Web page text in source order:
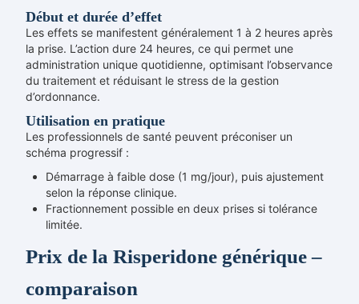
Début et durée d’effet
Les effets se manifestent généralement 1 à 2 heures après
la prise. L’action dure 24 heures, ce qui permet une
administration unique quotidienne, optimisant l’observance
du traitement et réduisant le stress de la gestion
d’ordonnance.
Utilisation en pratique
Les professionnels de santé peuvent préconiser un
schéma progressif :
Démarrage à faible dose (1 mg/jour), puis ajustement
selon la réponse clinique.
Fractionnement possible en deux prises si tolérance
limitée.
Prix de la Risperidone générique –
comparaison